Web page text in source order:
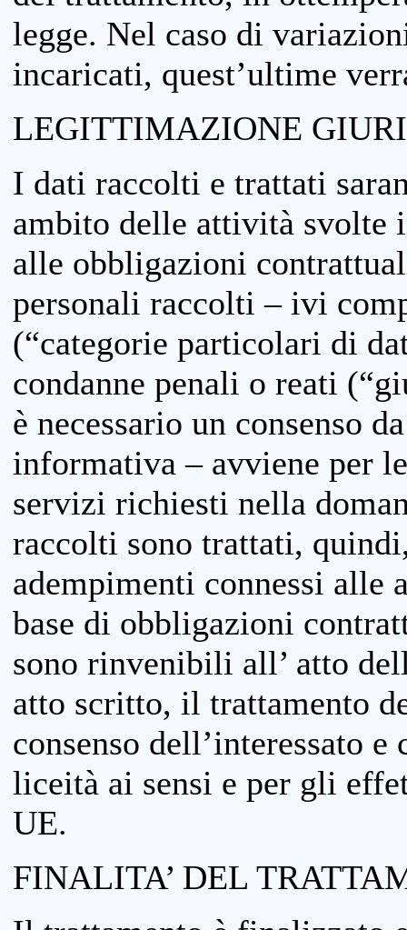
legge. Nel caso di
incaricati, quest’ultime
LEGITTIMAZIONE
I dati raccolti e trattati
ambito delle attività svolte
alle obbligazioni
personali raccolti – ivi
(“categorie particolari di
condanne penali o reati
è necessario un consenso
informativa – avviene per
servizi richiesti nella
raccolti sono trattati,
adempimenti connessi
base di obbligazioni
sono rinvenibili all’ atto
atto scritto, il trattamento
consenso dell’interessato
liceità ai sensi e per gli
UE.
FINALITA’ DEL